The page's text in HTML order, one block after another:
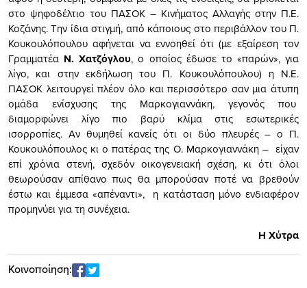
στο ψηφοδέλτιο του ΠΑΣΟΚ – Κινήματος Αλλαγής στην Π.Ε.
Κοζάνης. Την ίδια στιγμή, από κάποιους στο περιβάλλον του Π.
Κουκουλόπουλου αφήνεται να εννοηθεί ότι (με εξαίρεση τον
Γραμματέα Ν. Χατζόγλου, ο οποίος έδωσε το «παρών», για
λίγο, και στην εκδήλωση του Π. Κουκουλόπουλου) η Ν.Ε.
ΠΑΣΟΚ λειτουργεί πλέον όλο και περισσότερο σαν μια άτυπη
ομάδα ενίσχυσης της Μαρκογιαννάκη, γεγονός που
διαμορφώνει λίγο πιο βαρύ κλίμα στις εσωτερικές
ισορροπίες. Αν θυμηθεί κανείς ότι οι δύο πλευρές – ο Π.
Κουκουλόπουλος κι ο πατέρας της Ο. Μαρκογιαννάκη – είχαν
επί χρόνια στενή, σχεδόν οικογενειακή σχέση, κι ότι όλοι
θεωρούσαν απίθανο πως θα μπορούσαν ποτέ να βρεθούν
έστω και έμμεσα «απέναντι», η κατάσταση μόνο ενδιαφέρον
προμηνύει για τη συνέχεια.
Η Χύτρα
Κοινοποίηση: